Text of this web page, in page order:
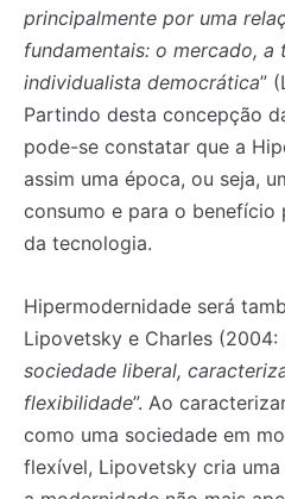
principalmente por uma
fundamentais: o mercado, a
individualista democrática”
Partindo desta concepção
pode-se constatar que a
assim uma época, ou seja,
consumo e para o
da tecnologia.
Hipermodernidade será
Lipovetsky e Charles (2004:
sociedade liberal,
flexibilidade”. Ao
como uma sociedade em
flexível, Lipovetsky cria